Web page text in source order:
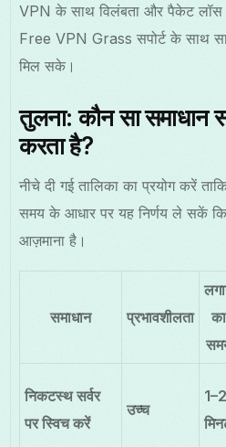
VPN के साथ विलंबता और पैकेट लॉस
Free VPN Grass सपोर्ट के साथ
मिल सके।
तुलना: कौन सा समाधान
करता है?
नीचे दी गई तालिका का प्रयोग करें
समय के आधार पर यह निर्णय ले सकें
आज़माना है।
समाधान प्रभावशीलता
का
निकटस्थ सर्वर
पर स्विच करें
उच्च
1–2